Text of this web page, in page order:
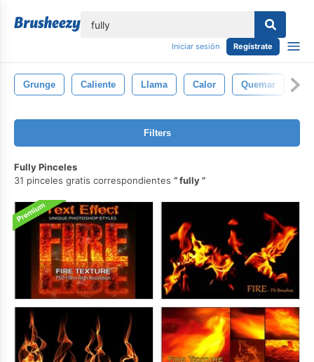
Iniciar sesión Regístrate
Grunge Caliente Llama Calor Quemar
Filters
Fully Pinceles
31 pinceles gratis correspondientes
fully